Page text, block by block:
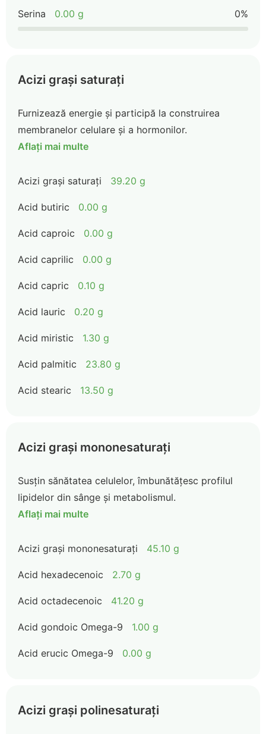
Serina 0.00 g 0%
Acizi grași saturați
Furnizează energie și participă la construirea
membranelor celulare și a hormonilor.
Aflați mai multe
Acizi grași saturați 39.20 g
Acid butiric 0.00 g
Acid caproic 0.00 g
Acid caprilic 0.00 g
Acid capric 0.10 g
Acid lauric 0.20 g
Acid miristic 1.30 g
Acid palmitic 23.80 g
Acid stearic 13.50 g
Acizi grași mononesaturați
Susțin sănătatea celulelor, îmbunătățesc profilul
lipidelor din sânge și metabolismul.
Aflați mai multe
Acizi grași mononesaturați 45.10 g
Acid hexadecenoic 2.70 g
Acid octadecenoic 41.20 g
Acid gondoic Omega-9 1.00 g
Acid erucic Omega-9 0.00 g
Acizi grași polinesaturați